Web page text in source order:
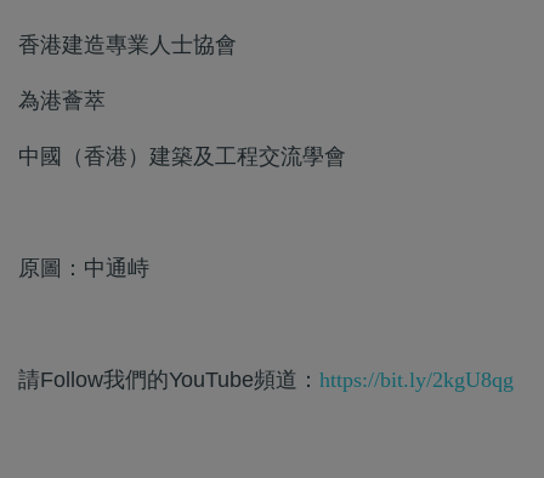
香港建造專業人士協會
為港薈萃
中國（香港）建築及工程交流學會
原圖：中通峙
請Follow我們的YouTube頻道： https://bit.ly/2kgU8qg